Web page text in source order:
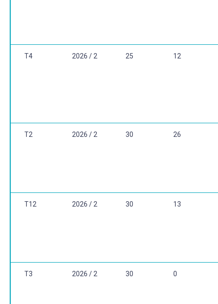
T4 2026 / 2 25 12
T2 2026 / 2 30 26
T12 2026 / 2 30 13
T3 2026 / 2 30 0